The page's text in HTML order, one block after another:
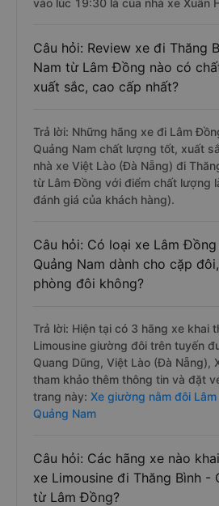
vào lúc 19:30 là của nhà xe Xuân
Câu hỏi: Review xe đi Thăng
Nam từ Lâm Đồng nào có
xuất sắc, cao cấp nhất?
Trả lời: Những hãng xe đi Lâm
Quảng Nam chất lượng tốt, xuất
nhà xe Việt Lào (Đà Nẵng) đi
từ Lâm Đồng với điểm chất lượng
đánh giá của khách hàng).
Câu hỏi: Có loại xe Lâm
Quảng Nam dành cho cặp
phòng đôi không?
Trả lời: Hiện tại có 3 hãng xe khai
Limousine giường đôi trên tuyến
Quang Dũng, Việt Lào (Đà Nẵng),
tham khảo thêm thông tin và đặt
trang này: Xe giường nằm đôi
Quảng Nam
Câu hỏi: Các hãng xe nào
xe Limousine đi Thăng Bình -
từ Lâm Đồng?